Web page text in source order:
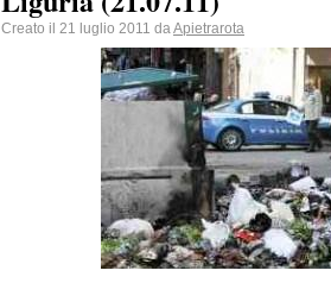
Creato il 21 luglio 2011 daApietrarota